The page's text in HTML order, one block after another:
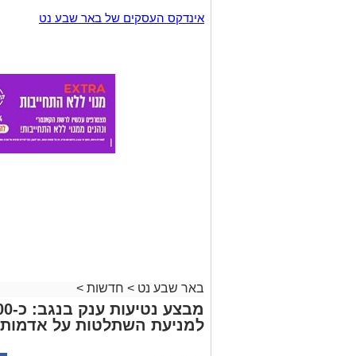
אינדקס העסקים של באר שבע נט
באר שבע נט > חדשות >
למניעת השתלטות על